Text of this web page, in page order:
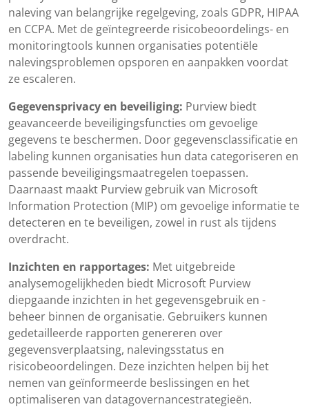
naleving van belangrijke regelgeving, zoals GDPR, HIPAA
en CCPA. Met de geïntegreerde risicobeoordelings- en
monitoringtools kunnen organisaties potentiële
nalevingsproblemen opsporen en aanpakken voordat
ze escaleren.
Gegevensprivacy en beveiliging: Purview biedt
geavanceerde beveiligingsfuncties om gevoelige
gegevens te beschermen. Door gegevensclassificatie en
labeling kunnen organisaties hun data categoriseren en
passende beveiligingsmaatregelen toepassen.
Daarnaast maakt Purview gebruik van Microsoft
Information Protection (MIP) om gevoelige informatie te
detecteren en te beveiligen, zowel in rust als tijdens
overdracht.
Inzichten en rapportages: Met uitgebreide
analysemogelijkheden biedt Microsoft Purview
diepgaande inzichten in het gegevensgebruik en -
beheer binnen de organisatie. Gebruikers kunnen
gedetailleerde rapporten genereren over
gegevensverplaatsing, nalevingsstatus en
risicobeoordelingen. Deze inzichten helpen bij het
nemen van geïnformeerde beslissingen en het
optimaliseren van datagovernancestrategieën.